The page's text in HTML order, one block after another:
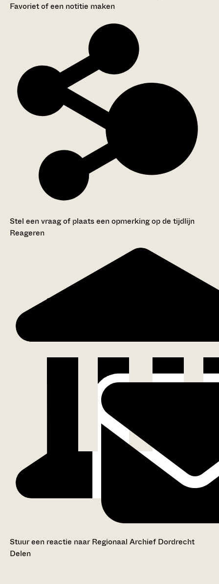
Favoriet of een notitie maken
Stel een vraag of plaats een opmerking op de tijdlijn
Reageren
Stuur een reactie naar Regionaal Archief Dordrecht
Delen